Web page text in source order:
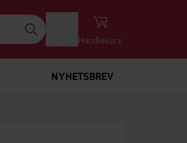
Handlekurv
NYHETSBREV